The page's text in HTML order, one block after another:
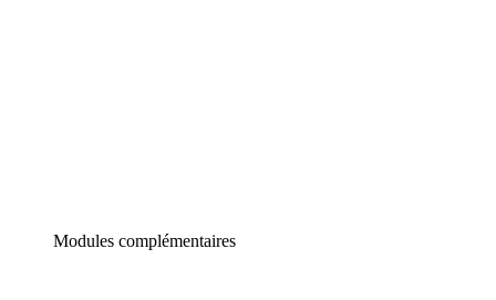
Modules complémentaires